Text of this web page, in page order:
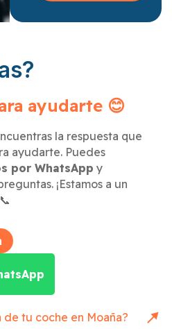
ayudarte 😊
la respuesta que
ayudarte. Puedes
por WhatsApp y
¡Estamos a un
de tu coche en Moaña?